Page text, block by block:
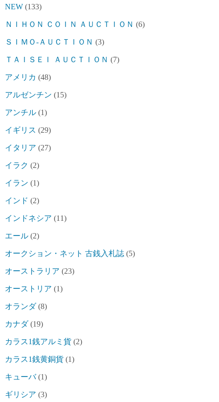
NEW (133)
ＮＩＨＯＮ ＣＯＩＮ ＡＵＣＴＩＯＮ (6)
ＳＩＭＯ-ＡＵＣＴＩＯＮ (3)
ＴＡＩＳＥＩ ＡＵＣＴＩＯＮ (7)
アメリカ (48)
アルゼンチン (15)
アンチル (1)
イギリス (29)
イタリア (27)
イラク (2)
イラン (1)
インド (2)
インドネシア (11)
エール (2)
オークション・ネット 古銭入札誌 (5)
オーストラリア (23)
オーストリア (1)
オランダ(8)
カナダ(19)
カラス1銭アルミ貨 (2)
カラス1銭黄銅貨 (1)
キューバ(1)
ギリシア (3)